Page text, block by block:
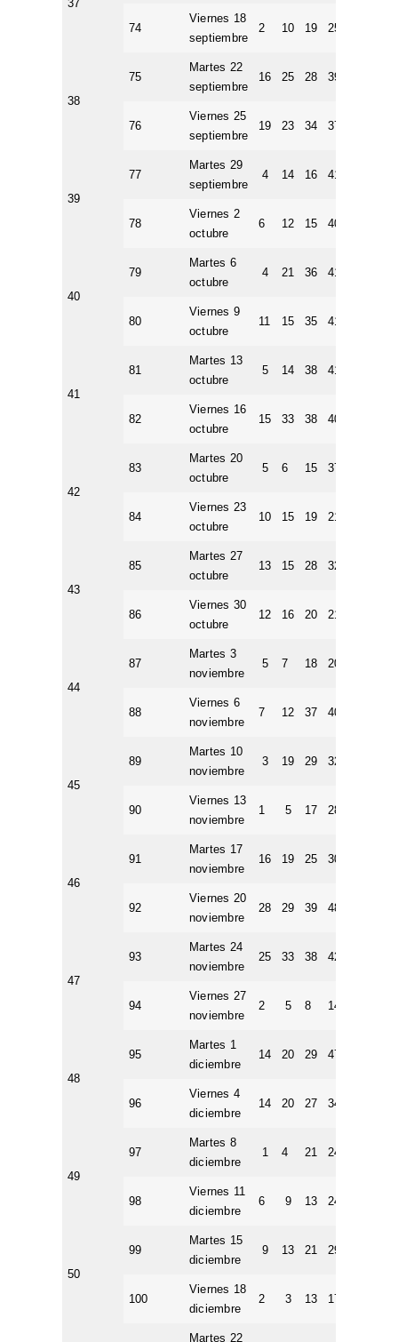
37
74
Viernes 18
septiembre
2 10 19 25
38
75
Martes 22
septiembre
16 25 28 39
76
Viernes 25
septiembre
19 23 34 37
39
77
Martes 29
septiembre
4 14 16 41
78
Viernes 2
octubre
6 12 15 40
40
79
Martes 6
octubre
4 21 36 41
80
Viernes 9
octubre
11 15 35 41
41
81
Martes 13
octubre
5 14 38 41
82
Viernes 16
octubre
15 33 38 40
42
83
Martes 20
octubre
5 6 15 37
84
Viernes 23
octubre
10 15 19 21
43
85
Martes 27
octubre
13 15 28 32
86
Viernes 30
octubre
12 16 20 21
44
87
Martes 3
noviembre
5 7 18 20
88
Viernes 6
noviembre
7 12 37 40
45
89
Martes 10
noviembre
3 19 29 32
90
Viernes 13
noviembre
1 5 17 28
46
91
Martes 17
noviembre
16 19 25 30
92
Viernes 20
noviembre
28 29 39 48
47
93
Martes 24
noviembre
25 33 38 42
94
Viernes 27
noviembre
2 5 8 14
48
95
Martes 1
diciembre
14 20 29 47
96
Viernes 4
diciembre
14 20 27 34
49
97
Martes 8
diciembre
1 4 21 24
98
Viernes 11
diciembre
6 9 13 24
50
99
Martes 15
diciembre
9 13 21 29
100
Viernes 18
diciembre
2 3 13 17
Martes 22